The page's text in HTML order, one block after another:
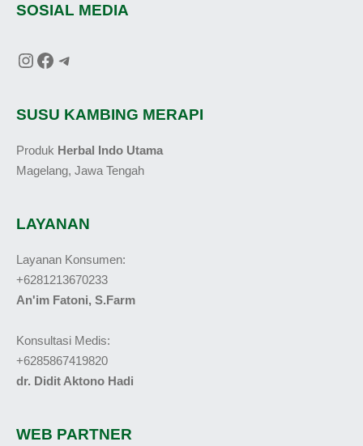
SOSIAL MEDIA
SUSU KAMBING MERAPI
Produk Herbal Indo Utama
Magelang, Jawa Tengah
LAYANAN
Layanan Konsumen:
+6281213670233
An'im Fatoni, S.Farm
Konsultasi Medis:
+6285867419820
dr. Didit Aktono Hadi
WEB PARTNER